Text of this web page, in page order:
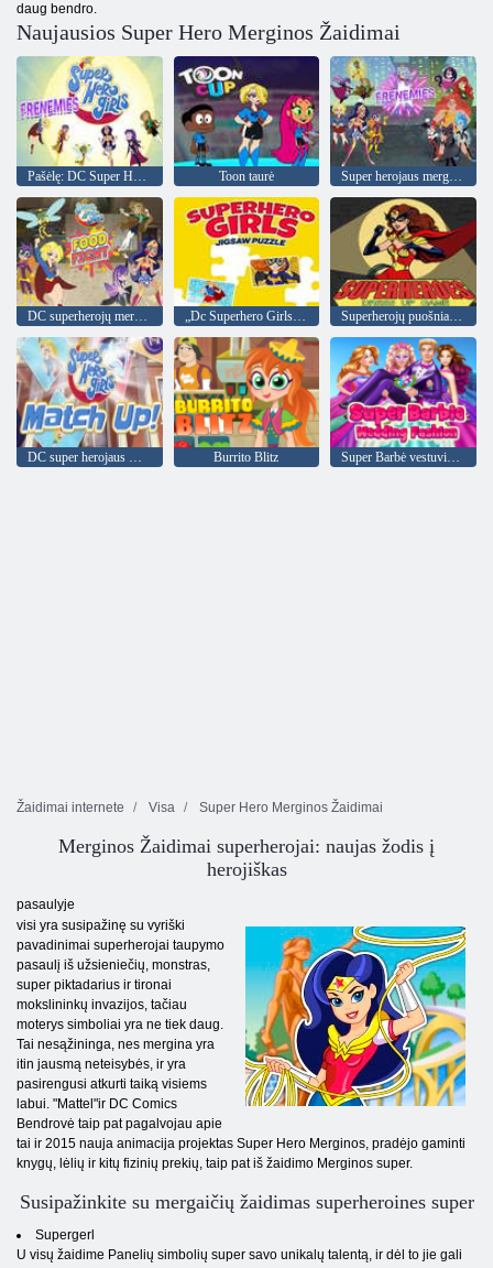
daug bendro.
Naujausios Super Hero Merginos Žaidimai
Pašėlę: DC Super Hero Girls Toon taurė Super herojaus merginų frenemies
DC superherojų merginų maisto kova „Dc Superhero Girls“ dėlionė Superherojų puošniai apsirengti
DC super herojaus mergaičių rungtynės! Burrito Blitz Super Barbė vestuvių mados
Žaidimai internete Visa Super Hero Merginos Žaidimai
Merginos Žaidimai superherojai: naujas žodis į
herojiškas
pasaulyje
visi yra susipažinę su vyriški
pavadinimai superherojai taupymo
pasaulį iš užsieniečių, monstras,
super piktadarius ir tironai
mokslininkų invazijos, tačiau
moterys simboliai yra ne tiek daug.
Tai nesąžininga, nes mergina yra
itin jausmą neteisybės, ir yra
pasirengusi atkurti taiką visiems
labui. "Mattel"ir DC Comics
Bendrovė taip pat pagalvojau apie
tai ir 2015 nauja animacija projektas Super Hero Merginos, pradėjo gaminti
knygų, lėlių ir kitų fizinių prekių, taip pat iš žaidimo Merginos super.
Susipažinkite su mergaičių žaidimas superheroines super
Supergerl
U visų žaidime Panelių simbolių super savo unikalų talentą, ir dėl to jie gali